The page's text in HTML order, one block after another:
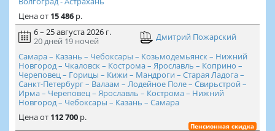
Ценаот 15 486р.
6 – 25 августа 2026 г.
20 дней 19 ночей
Дмитрий Пожарский
Самара – Казань – Чебоксары – Козьмодемьянск – Нижний
Новгород – Чкаловск – Кострома – Ярославль – Коприно –
Череповец – Горицы – Кижи – Мандроги – Старая Ладога –
Санкт-Петербург – Валаам – Лодейное Поле – Свирьстрой –
Ирма – Череповец – Ярославль – Кострома – Нижний
Новгород – Чебоксары – Казань – Самара
Ценаот 112 700р.
Пенсионная скидка